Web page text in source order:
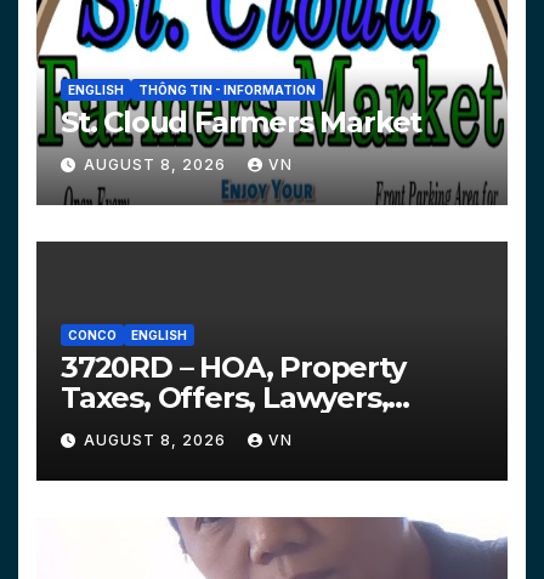
ENGLISH THÔNG TIN - INFORMATION
St. Cloud Farmers Market
AUGUST 8, 2026 VN
CONCO ENGLISH
3720RD – HOA, Property
Taxes, Offers, Lawyers,
Courts…
AUGUST 8, 2026 VN